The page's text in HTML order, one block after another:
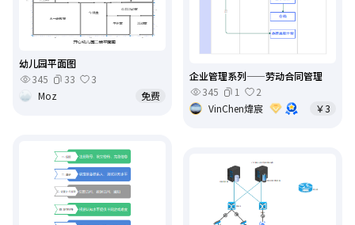
企业管理系列——劳动合同管理
345
1
2
VinChen煒宸
￥3
幼儿园平面图
345
33
3
Moz
免费